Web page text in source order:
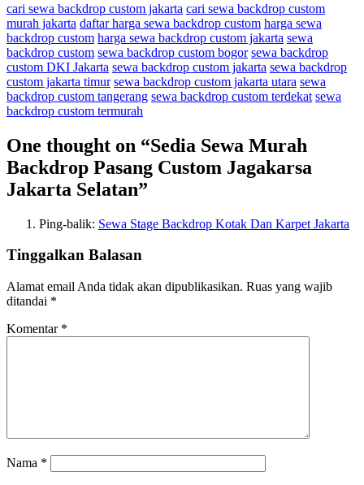
cari sewa backdrop custom jakarta cari sewa backdrop custom
murah jakarta daftar harga sewa backdrop custom harga sewa
backdrop custom harga sewa backdrop custom jakarta sewa
backdrop custom sewa backdrop custom bogor sewa backdrop
custom DKI Jakarta sewa backdrop custom jakarta sewa backdrop
custom jakarta timur sewa backdrop custom jakarta utara sewa
backdrop custom tangerang sewa backdrop custom terdekat sewa
backdrop custom termurah
One thought on “Sedia Sewa Murah
Backdrop Pasang Custom Jagakarsa
Jakarta Selatan”
Ping-balik: Sewa Stage Backdrop Kotak Dan Karpet Jakarta
Tinggalkan Balasan
Alamat email Anda tidak akan dipublikasikan. Ruas yang wajib
ditandai *
Komentar *
Nama *